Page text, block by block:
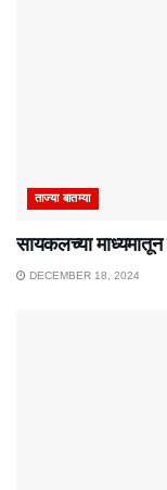
ताज्या बातम्या
सायकलच्या
DECEMBER 18, 2024